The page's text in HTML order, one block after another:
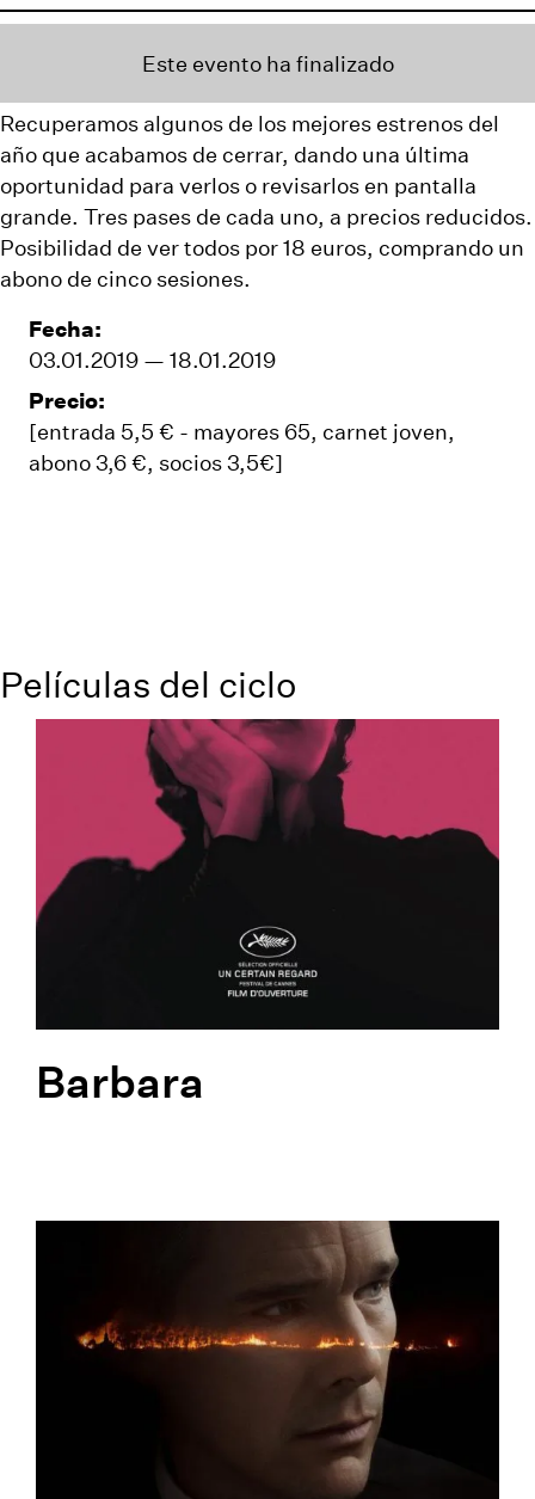
Recuperamos algunos de los mejores estrenos del
año que acabamos de cerrar, dando una última
oportunidad para verlos o revisarlos en pantalla
grande. Tres pases de cada uno, a precios reducidos.
Posibilidad de ver todos por 18 euros, comprando un
abono de cinco sesiones.
Este evento ha finalizado
Fecha:
03.01.2019 — 18.01.2019
Precio:
[entrada 5,5 € - mayores 65, carnet joven,
abono 3,6 €, socios 3,5€]
Películas del ciclo
Barbara